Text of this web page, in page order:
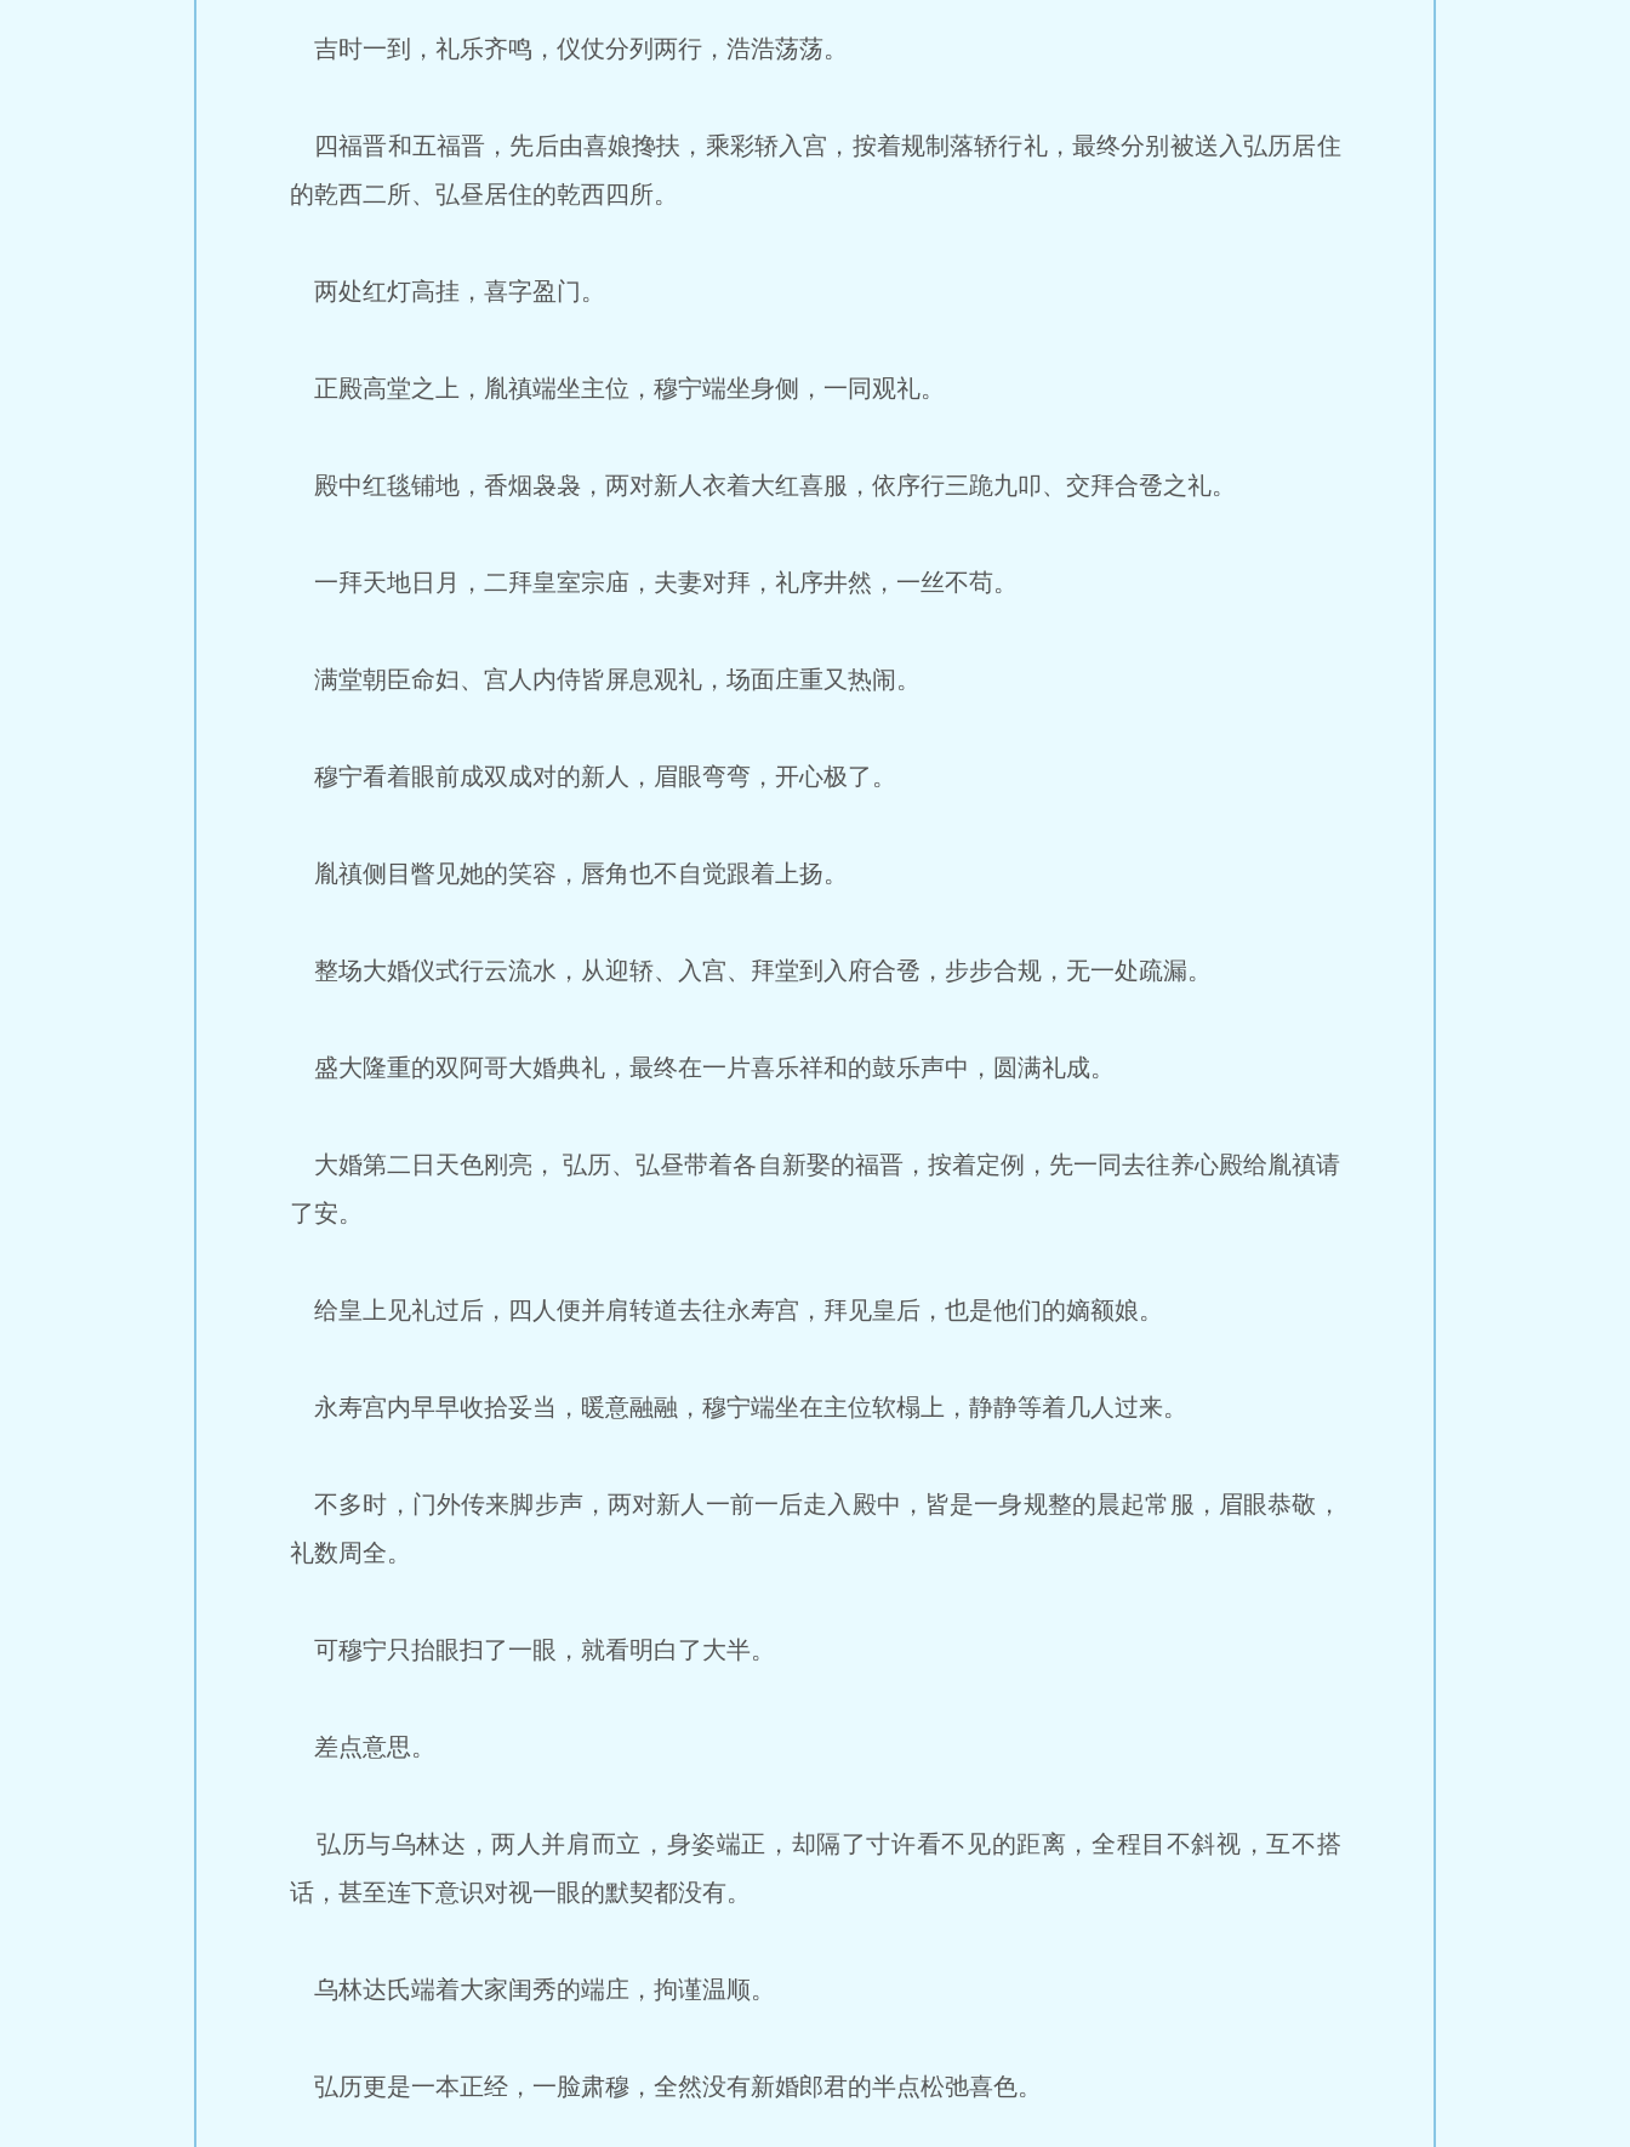
吉时一到，礼乐齐鸣，仪仗分列两行，浩浩荡荡。
四福晋和五福晋，先后由喜娘搀扶，乘彩轿入宫，按着规制落轿行礼，最终分别被送入弘历居住
的乾西二所、弘昼居住的乾西四所。
两处红灯高挂，喜字盈门。
正殿高堂之上，胤禛端坐主位，穆宁端坐身侧，一同观礼。
殿中红毯铺地，香烟袅袅，两对新人衣着大红喜服，依序行三跪九叩、交拜合卺之礼。
一拜天地日月，二拜皇室宗庙，夫妻对拜，礼序井然，一丝不苟。
满堂朝臣命妇、宫人内侍皆屏息观礼，场面庄重又热闹。
穆宁看着眼前成双成对的新人，眉眼弯弯，开心极了。
胤禛侧目瞥见她的笑容，唇角也不自觉跟着上扬。
整场大婚仪式行云流水，从迎轿、入宫、拜堂到入府合卺，步步合规，无一处疏漏。
盛大隆重的双阿哥大婚典礼，最终在一片喜乐祥和的鼓乐声中，圆满礼成。
大婚第二日天色刚亮， 弘历、弘昼带着各自新娶的福晋，按着定例，先一同去往养心殿给胤禛请
了安。
给皇上见礼过后，四人便并肩转道去往永寿宫，拜见皇后，也是他们的嫡额娘。
永寿宫内早早收拾妥当，暖意融融，穆宁端坐在主位软榻上，静静等着几人过来。
不多时，门外传来脚步声，两对新人一前一后走入殿中，皆是一身规整的晨起常服，眉眼恭敬，
礼数周全。
可穆宁只抬眼扫了一眼，就看明白了大半。
差点意思。
弘历与乌林达，两人并肩而立，身姿端正，却隔了寸许看不见的距离，全程目不斜视，互不搭
话，甚至连下意识对视一眼的默契都没有。
乌林达氏端着大家闺秀的端庄，拘谨温顺。
弘历更是一本正经，一脸肃穆，全然没有新婚郎君的半点松弛喜色。